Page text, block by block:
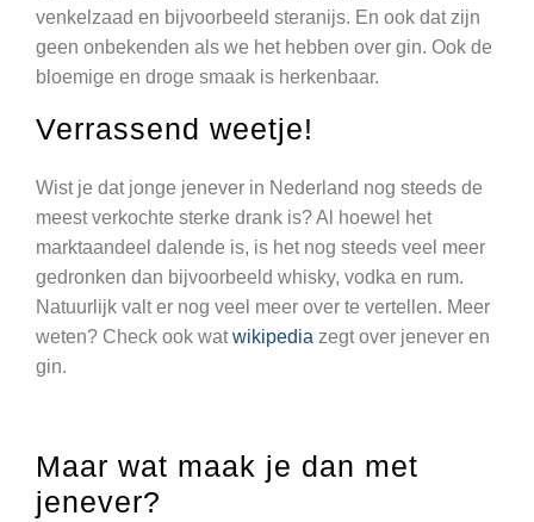
venkelzaad en bijvoorbeeld steranijs. En ook dat zijn
geen onbekenden als we het hebben over gin. Ook de
bloemige en droge smaak is herkenbaar.
Verrassend weetje!
Wist je dat jonge jenever in Nederland nog steeds de
meest verkochte sterke drank is? Al hoewel het
marktaandeel dalende is, is het nog steeds veel meer
gedronken dan bijvoorbeeld whisky, vodka en rum.
Natuurlijk valt er nog veel meer over te vertellen. Meer
weten? Check ook watwikipedia zegt over jenever en
gin.
Maar wat maak je dan met
jenever?